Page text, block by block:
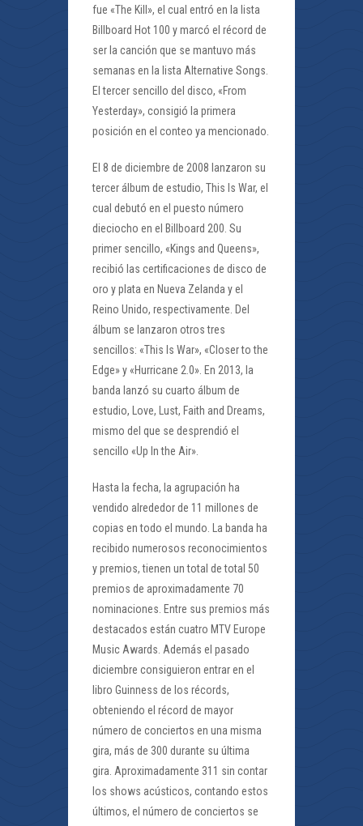
fue «The Kill», el cual entró en la lista
Billboard Hot 100 y marcó el récord de
ser la canción que se mantuvo más
semanas en la lista Alternative Songs.
El tercer sencillo del disco, «From
Yesterday», consigió la primera
posición en el conteo ya mencionado.
El 8 de diciembre de 2008 lanzaron su
tercer álbum de estudio, This Is War, el
cual debutó en el puesto número
dieciocho en el Billboard 200. Su
primer sencillo, «Kings and Queens»,
recibió las certificaciones de disco de
oro y plata en Nueva Zelanda y el
Reino Unido, respectivamente. Del
álbum se lanzaron otros tres
sencillos: «This Is War», «Closer to the
Edge» y «Hurricane 2.0». En 2013, la
banda lanzó su cuarto álbum de
estudio, Love, Lust, Faith and Dreams,
mismo del que se desprendió el
sencillo «Up In the Air».
Hasta la fecha, la agrupación ha
vendido alrededor de 11 millones de
copias en todo el mundo. La banda ha
recibido numerosos reconocimientos
y premios, tienen un total de total 50
premios de aproximadamente 70
nominaciones. Entre sus premios más
destacados están cuatro MTV Europe
Music Awards. Además el pasado
diciembre consiguieron entrar en el
libro Guinness de los récords,
obteniendo el récord de mayor
número de conciertos en una misma
gira, más de 300 durante su última
gira. Aproximadamente 311 sin contar
los shows acústicos, contando estos
últimos, el número de conciertos se